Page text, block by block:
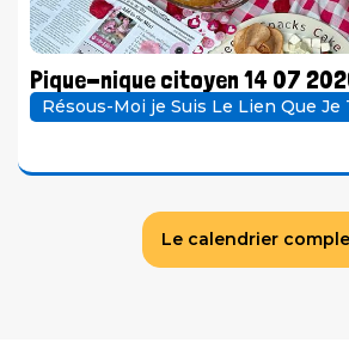
Pique-nique citoyen 14 07
Résous-Moi je Suis Le Lien Que Je
Le calendrier